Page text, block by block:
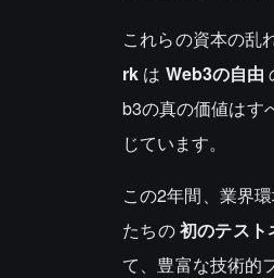
これらの資本の乱
rk は Web3の自由
b3の真の価値はす
じています。
この2年間、業界
たちの初のテスト
て、豊富な技術的